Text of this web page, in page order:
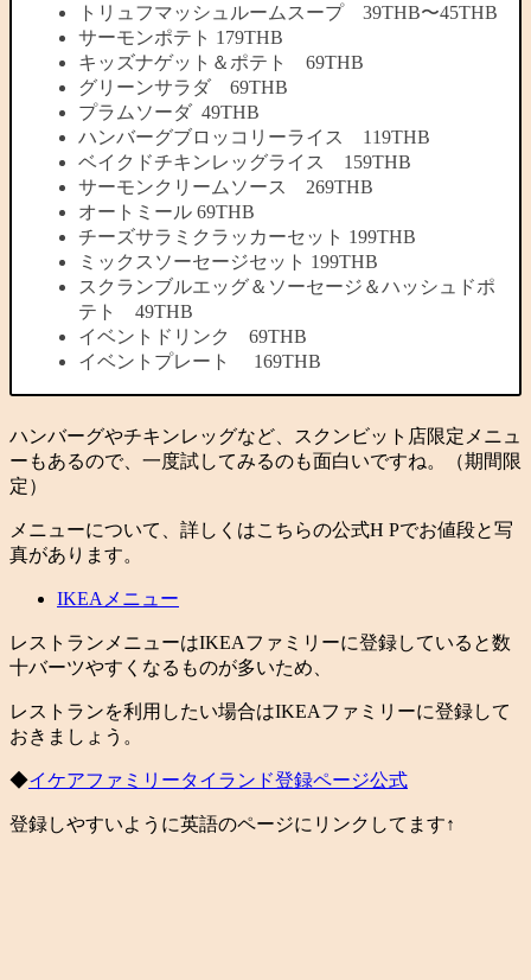
トリュフマッシュルームスープ 39THB〜45THB
サーモンポテト 179THB
キッズナゲット＆ポテト 69THB
グリーンサラダ 69THB
プラムソーダ 49THB
ハンバーグブロッコリーライス 119THB
ベイクドチキンレッグライス 159THB
サーモンクリームソース 269THB
オートミール 69THB
チーズサラミクラッカーセット 199THB
ミックスソーセージセット 199THB
スクランブルエッグ＆ソーセージ＆ハッシュドポ
テト 49THB
イベントドリンク 69THB
イベントプレート 169THB
ハンバーグやチキンレッグなど、スクンビット店限定メニュ
ーもあるので、一度試してみるのも面白いですね。（期間限
定）
メニューについて、詳しくはこちらの公式H Pでお値段と写
真があります。
IKEAメニュー
レストランメニューはIKEAファミリーに登録していると数
十バーツやすくなるものが多いため、
レストランを利用したい場合はIKEAファミリーに登録して
おきましょう。
◆イケアファミリータイランド登録ページ公式
登録しやすいように英語のページにリンクしてます↑